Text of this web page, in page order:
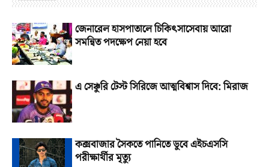
জেনারেল হাসপাতালে চিকিৎসাসেবায় আরো
সমন্বিত পদক্ষেপ নেয়া হবে
এ সেঞ্চুরি টেস্ট সিরিজে আত্মবিশ্বাস দিবে: মিরাজ
কক্সবাজার সৈকতে পানিতে ডুবে এইচএসসি
পরীক্ষার্থীর মৃত্যু